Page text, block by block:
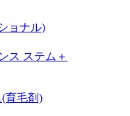
ョナル)
ス ステム＋
育毛剤)